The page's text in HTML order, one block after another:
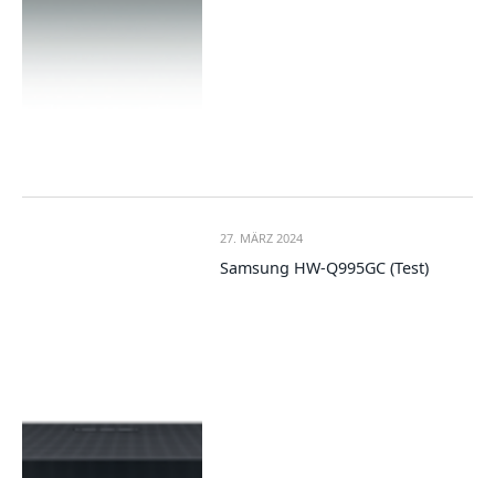
27. MÄRZ 2024
Samsung HW-Q995GC (Test)